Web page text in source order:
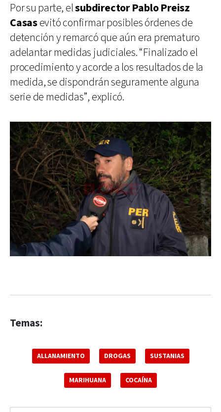
Por su parte, elsubdirector Pablo Preisz
Casasevitó confirmar posibles órdenes de
detención y remarcó que aún era prematuro
adelantar medidas judiciales. “Finalizado el
procedimiento y acorde a los resultados de la
medida, se dispondrán seguramente alguna
serie de medidas”, explicó.
Temas:
ALLANAMIENTO DROGAS SUSTANIAS
MARIHUANA COCAÍNA